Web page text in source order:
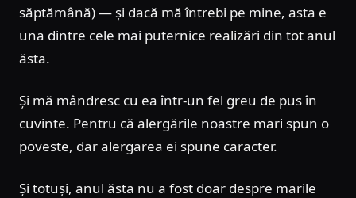
săptămână) — și dacă mă întrebi pe mine, asta e
una dintre cele mai puternice realizări din tot anul
ăsta.
Și mă mândresc cu ea într-un fel greu de pus în
cuvinte. Pentru că alergările noastre mari spun o
poveste, dar alergarea ei spune caracter.
Și totuși, anul ăsta nu a fost doar despre marile